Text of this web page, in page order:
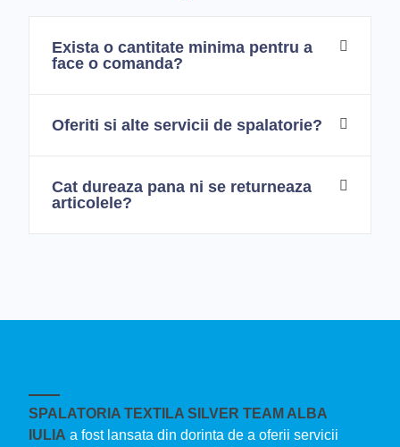
Exista o cantitate minima pentru a
face o comanda?
Oferiti si alte servicii de spalatorie?
Cat dureaza pana ni se returneaza
articolele?
SPALATORIA TEXTILA SILVER TEAM ALBA
IULIA a fost lansata din dorinta de a oferii servicii